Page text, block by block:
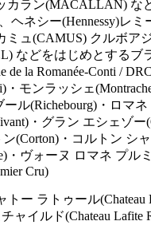
カラン(MACALLAN) な
ヘネシー(Hennessy)レミ
ミュ(CAMUS) クルボア
などをはじめとするブ
de la Romanée-Conti /
・モンラッシェ
ール(Richebourg)・ロマ
・グラン エシェゾー
ン(Corton)・コルトン シ
・ヴォーヌ ロマネ プル
Cru)
ー ラトゥール(Chateau
ャイルド(Chateau Lafite